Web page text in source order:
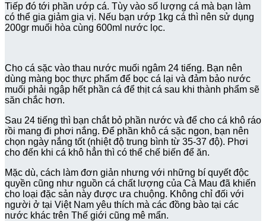
Tiếp đó tới phần ướp cá. Tùy vào số lượng cá mà bạn làm
có thể gia giảm gia vị. Nếu bạn ướp 1kg cá thì nên sử dụng
200gr muối hòa cùng 600ml nước lọc.
Cho cá sặc vào thau nước muối ngâm 24 tiếng. Bạn nên
dùng màng bọc thực phẩm để bọc cá lại và đảm bảo nước
muối phải ngập hết phần cá để thịt cá sau khi thành phẩm sẽ
săn chắc hơn.
Sau 24 tiếng thì bạn chắt bỏ phần nước và để cho cá khô ráo
rồi mang đi phơi nắng. Để phần khô cá sặc ngon, bạn nên
chọn ngày nắng tốt (nhiệt độ trung bình từ 35-37 độ). Phơi
cho đến khi cá khô hẳn thì có thể chế biến để ăn.
Mặc dù, cách làm đơn giản nhưng với những bí quyết độc
quyền cũng như nguồn cá chất lượng của Cà Mau đã khiến
cho loại đặc sản này được ưa chuộng. Không chỉ đối với
người ở tại Việt Nam yêu thích mà các đồng bào tại các
nước khác trên Thế giới cũng mê mẩn.